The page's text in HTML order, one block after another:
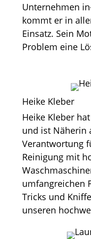
Unternehmen
kommt er in
Einsatz. Sein
Problem eine
Heike Kleber
Heike Kleber
und ist Näherin
Verantwortung
Reinigung mit
umfangreichen
Tricks und
unseren